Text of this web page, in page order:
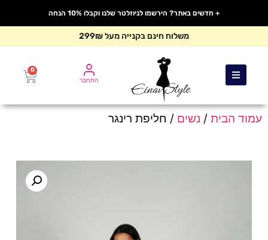
+ חדשים באתר? הירשמו לניוזלטר שלנו וקבלו 10% הנחה
משלוח חינם בקנייה מעל 299₪
0
התחבר
עמוד הבית / נשים / חליפת רינגר